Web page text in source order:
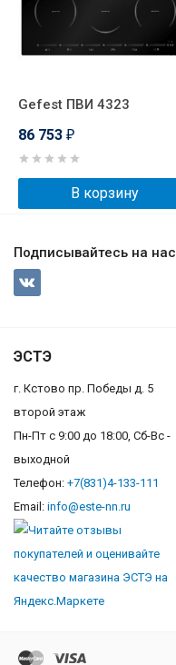
Gefest ПВИ 4323
86 753 ₽
В корзину
Подписывайтесь на нас
ЭСТЭ
г. Кстово пр. Победы д. 5
второй этаж
Пн-Пт с 9:00 до 18:00, Сб-Вс -
выходной
Телефон: +7(831)4-133-111
Email: info@este-nn.ru